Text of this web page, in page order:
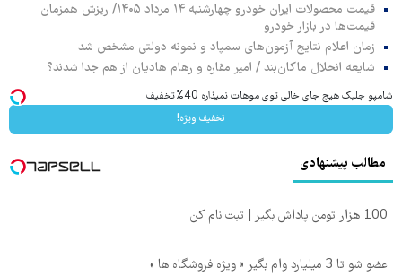
قیمت محصولات ایران خودرو چهارشنبه ۱۴ مرداد ۱۴۰۵/ ریزش همزمان
قیمت‌ها در بازار خودرو
زمان اعلام نتایج آزمون‌های سمپاد و نمونه دولتی مشخص شد
شایعه انحلال ماکان‌بند / امیر مقاره و رهام هادیان از هم جدا شدند؟
شامپو جلبک هیچ جای خالی توی موهات نمیذاره 40%تخفیف
تخفیف ویژه!
مطالب پیشنهادی
100 هزار تومن پاداش بگیر | ثبت نام کن
عضو شو تا 3 میلیارد وام بگیر « ویژه فروشگاه ها »